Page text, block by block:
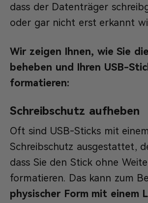
dass der Datenträger
oder gar nicht erst erkannt
Wir zeigen Ihnen, wie Sie
beheben und Ihren USB-
formatieren:
Schreibschutz aufheben
Oft sind USB-Sticks mit einem
Schreibschutz ausgestattet,
dass Sie den Stick ohne
formatieren. Das kann zum
physischer Form mit einem